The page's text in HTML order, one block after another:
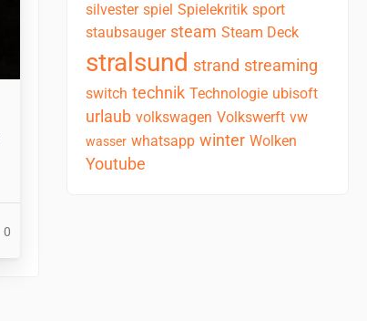
0
silvester spiel Spielekritik sport
staubsauger steam Steam Deck
stralsund strand streaming
switch technik Technologie ubisoft
urlaub volkswagen Volkswerft vw
wasser whatsapp winter Wolken
Youtube